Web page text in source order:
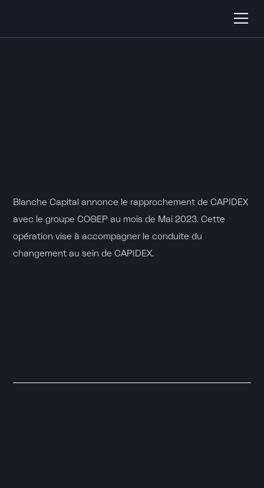
B lanc he Capita annonce le rapproc hement de CAP D EX
avec le groupe COGE P au mois de Mai 2023. Cette
opération vise à accompagner le conduite du
c hangement au sein de CAP D EX.